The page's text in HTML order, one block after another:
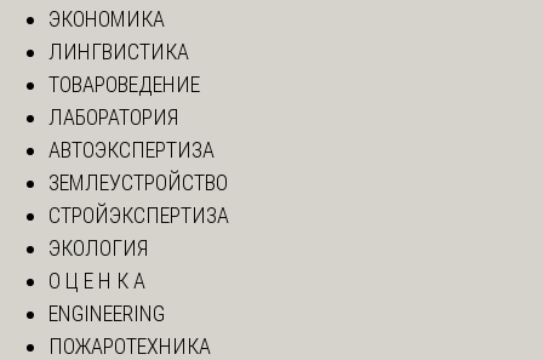
ЭКОНОМИКА
ЛИНГВИСТИКА
ТОВАРОВЕДЕНИЕ
ЛАБОРАТОРИЯ
АВТОЭКСПЕРТИЗА
ЗЕМЛЕУСТРОЙСТВО
СТРОЙЭКСПЕРТИЗА
ЭКОЛОГИЯ
О Ц Е Н К А
ENGINEERING
ПОЖАРОТЕХНИКА